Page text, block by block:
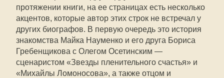
протяжении книги, на ее страницах есть несколько
акцентов, которые автор этих строк не встречал у
других биографов. В первую очередь это история
знакомства Майка Науменко и его друга Бориса
Гребенщикова с Олегом Осетинским —
сценаристом «Звезды пленительного счастья» и
«Михайлы Ломоносова», а также отцом и